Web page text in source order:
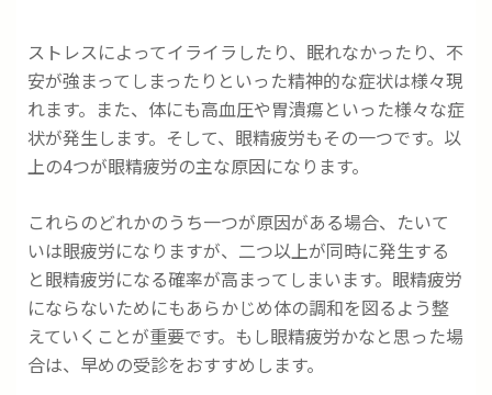
ストレスによってイライラしたり、眠れなかったり、不
安が強まってしまったりといった精神的な症状は様々現
れます。また、体にも高血圧や胃潰瘍といった様々な症
状が発生します。そして、眼精疲労もその一つです。以
上の4つが眼精疲労の主な原因になります。
これらのどれかのうち一つが原因がある場合、たいて
いは眼疲労になりますが、二つ以上が同時に発生する
と眼精疲労になる確率が高まってしまいます。眼精疲労
にならないためにもあらかじめ体の調和を図るよう整
えていくことが重要です。もし眼精疲労かなと思った場
合は、早めの受診をおすすめします。